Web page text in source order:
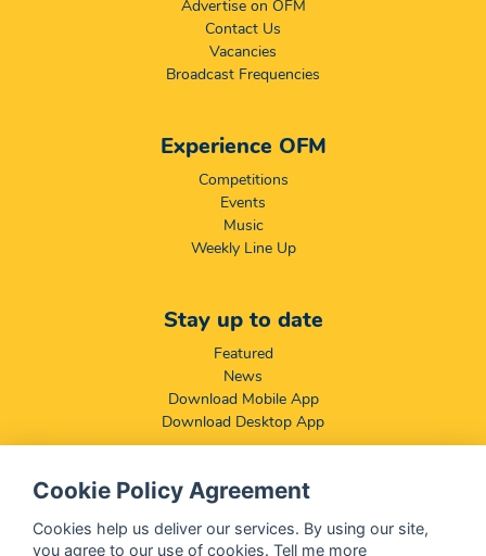
Advertise on OFM
Contact Us
Vacancies
Broadcast Frequencies
Experience OFM
Competitions
Events
Music
Weekly Line Up
Stay up to date
Featured
News
Download Mobile App
Download Desktop App
Compliance & Disclaimers
BCCSA: Code of Conduct
Terms & Conditions
Cookie Policy Agreement
Cookies help us deliver our services. By using our site,
you agree to our use of cookies. Tell me more